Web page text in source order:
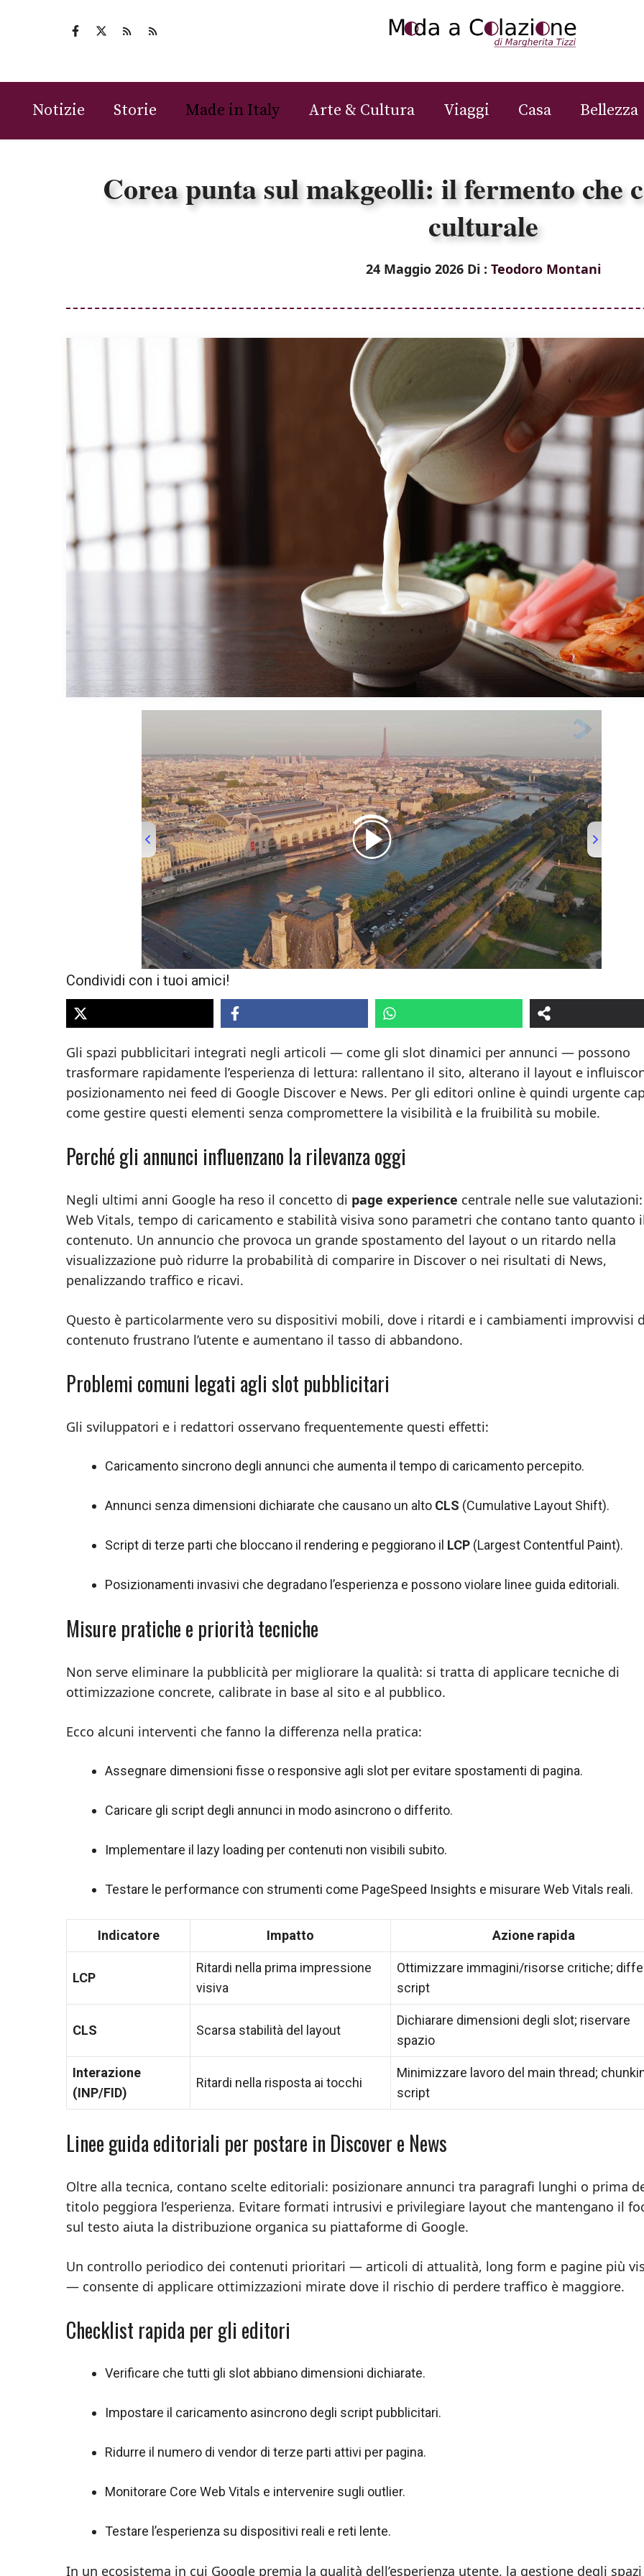
Notizie Storie Made in Italy Arte & Cultura Viaggi Casa Bellezza
Corea punta sul makgeolli: il fermento che
culturale
24 Maggio 2026 Di : Teodoro Montani
Condividi con i tuoi amici!
Gli spazi pubblicitari integrati negli articoli — come gli slot dinamici per annunci — possono
trasformare rapidamente l’esperienza di lettura: rallentano il sito, alterano il layout e
posizionamento nei feed di Google Discover e News. Per gli editori online è quindi urgente
come gestire questi elementi senza compromettere la visibilità e la fruibilità su mobile.
Perché gli annunci influenzano la rilevanza oggi
Negli ultimi anni Google ha reso il concetto di page experience centrale nelle sue
Web Vitals, tempo di caricamento e stabilità visiva sono parametri che contano tanto quanto
contenuto. Un annuncio che provoca un grande spostamento del layout o un ritardo nella
visualizzazione può ridurre la probabilità di comparire in Discover o nei risultati di News,
penalizzando traffico e ricavi.
Questo è particolarmente vero su dispositivi mobili, dove i ritardi e i cambiamenti improvvisi
contenuto frustrano l’utente e aumentano il tasso di abbandono.
Problemi comuni legati agli slot pubblicitari
Gli sviluppatori e i redattori osservano frequentemente questi effetti:
Caricamento sincrono degli annunci che aumenta il tempo di caricamento percepito.
Annunci senza dimensioni dichiarate che causano un alto CLS (Cumulative Layout Shift).
Script di terze parti che bloccano il rendering e peggiorano il LCP (Largest Contentful Paint).
Posizionamenti invasivi che degradano l’esperienza e possono violare linee guida editoriali.
Misure pratiche e priorità tecniche
Non serve eliminare la pubblicità per migliorare la qualità: si tratta di applicare tecniche di
ottimizzazione concrete, calibrate in base al sito e al pubblico.
Ecco alcuni interventi che fanno la differenza nella pratica:
Assegnare dimensioni fisse o responsive agli slot per evitare spostamenti di pagina.
Caricare gli script degli annunci in modo asincrono o differito.
Implementare il lazy loading per contenuti non visibili subito.
Testare le performance con strumenti come PageSpeed Insights e misurare Web Vitals reali.
Indicatore Impatto Azione rapida
LCP
Ritardi nella prima impressione
visiva
Ottimizzare immagini/risorse critiche;
script
CLS Scarsa stabilità del layout
Dichiarare dimensioni degli slot; riservare
spazio
Interazione
(INP/FID)
Ritardi nella risposta ai tocchi
Minimizzare lavoro del main thread;
script
Linee guida editoriali per postare in Discover e News
Oltre alla tecnica, contano scelte editoriali: posizionare annunci tra paragrafi lunghi o prima
titolo peggiora l’esperienza. Evitare formati intrusivi e privilegiare layout che mantengano il
sul testo aiuta la distribuzione organica su piattaforme di Google.
Un controllo periodico dei contenuti prioritari — articoli di attualità, long form e pagine più
— consente di applicare ottimizzazioni mirate dove il rischio di perdere traffico è maggiore.
Checklist rapida per gli editori
Verificare che tutti gli slot abbiano dimensioni dichiarate.
Impostare il caricamento asincrono degli script pubblicitari.
Ridurre il numero di vendor di terze parti attivi per pagina.
Monitorare Core Web Vitals e intervenire sugli outlier.
Testare l’esperienza su dispositivi reali e reti lente.
In un ecosistema in cui Google premia la qualità dell’esperienza utente, la gestione degli spazi